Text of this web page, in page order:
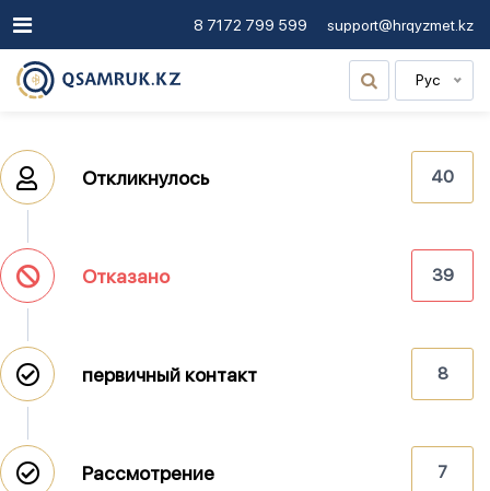
8 7172 799 599 support@hrqyzmet.kz
Рус
Откликнулось 40
Отказано 39
первичный контакт 8
Рассмотрение 7